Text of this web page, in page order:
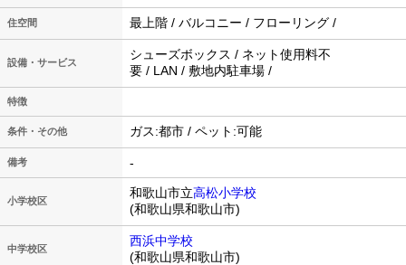
住空間 最上階 / バルコニー / フローリング /
設備・サービス
シューズボックス / ネット使用料不
要 / LAN / 敷地内駐車場 /
特徴
条件・その他 ガス:都市 / ペット:可能
備考 -
小学校区
和歌山市立高松小学校
(和歌山県和歌山市)
中学校区
西浜中学校
(和歌山県和歌山市)